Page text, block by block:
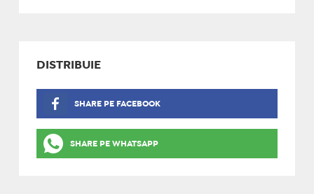
DISTRIBUIE
SHARE PE FACEBOOK
SHARE PE WHATSAPP